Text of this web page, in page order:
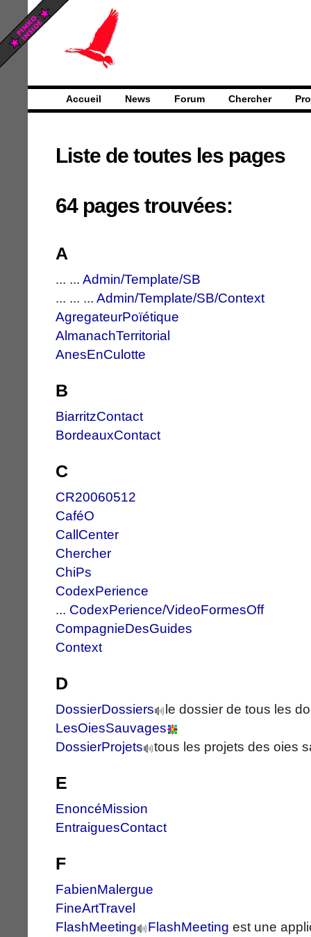
Accueil News Forum Chercher
Liste de toutes les pages
64 pages trouvées:
A
... ... Admin/Template/SB
... ... ... Admin/Template/SB/Context
AgregateurPoïétique
AlmanachTerritorial
AnesEnCulotte
B
BiarritzContact
BordeauxContact
C
CR20060512
CaféO
CallCenter
Chercher
ChiPs
CodexPerience
... CodexPerience/VideoFormesOff
CompagnieDesGuides
Context
D
DossierDossiers
le dossier de tous les
LesOiesSauvages
DossierProjets
tous les projets des oies
E
EnoncéMission
EntraiguesContact
F
FabienMalergue
FineArtTravel
FlashMeeting
FlashMeeting est une